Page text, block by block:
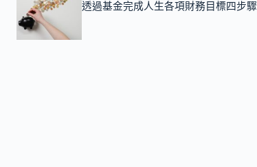
透過基金完成人生各項財務目標四步驟